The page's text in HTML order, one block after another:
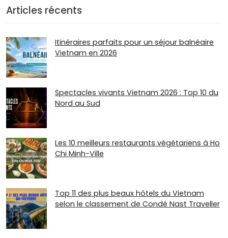
Articles récents
Itinéraires parfaits pour un séjour balnéaire
Vietnam en 2026
Spectacles vivants Vietnam 2026 : Top 10 du
Nord au Sud
Les 10 meilleurs restaurants végétariens à Ho
Chi Minh-Ville
Top 11 des plus beaux hôtels du Vietnam
selon le classement de Condé Nast Traveller